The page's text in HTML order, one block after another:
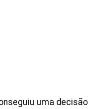
uma decisão